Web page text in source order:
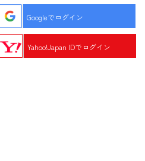
Googleでログイン
Yahoo!Japan IDでログイン